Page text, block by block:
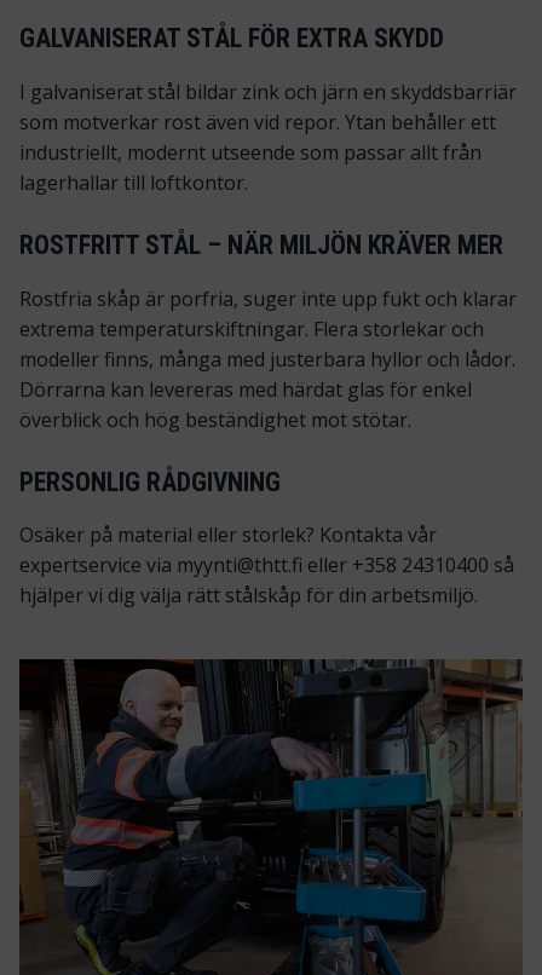
GALVANISERAT STÅL FÖR EXTRA SKYDD
I galvaniserat stål bildar zink och järn en skydds­barriär
som motverkar rost även vid repor. Ytan behåller ett
industriellt, modernt utseende som passar allt från
lagerhallar till loft­kontor.
ROSTFRITT STÅL – NÄR MILJÖN KRÄVER MER
Rostfria skåp är porfria, suger inte upp fukt och klarar
extrema temperatur­skiftningar. Flera storlekar och
modeller finns, många med justerbara hyllor och lådor.
Dörrarna kan levereras med härdat glas för enkel
överblick och hög beständighet mot stötar.
PERSONLIG RÅDGIVNING
Osäker på material eller storlek? Kontakta vår
expertservice via myynti@thtt.fi eller +358 24310400 så
hjälper vi dig välja rätt stålskåp för din arbets­miljö.